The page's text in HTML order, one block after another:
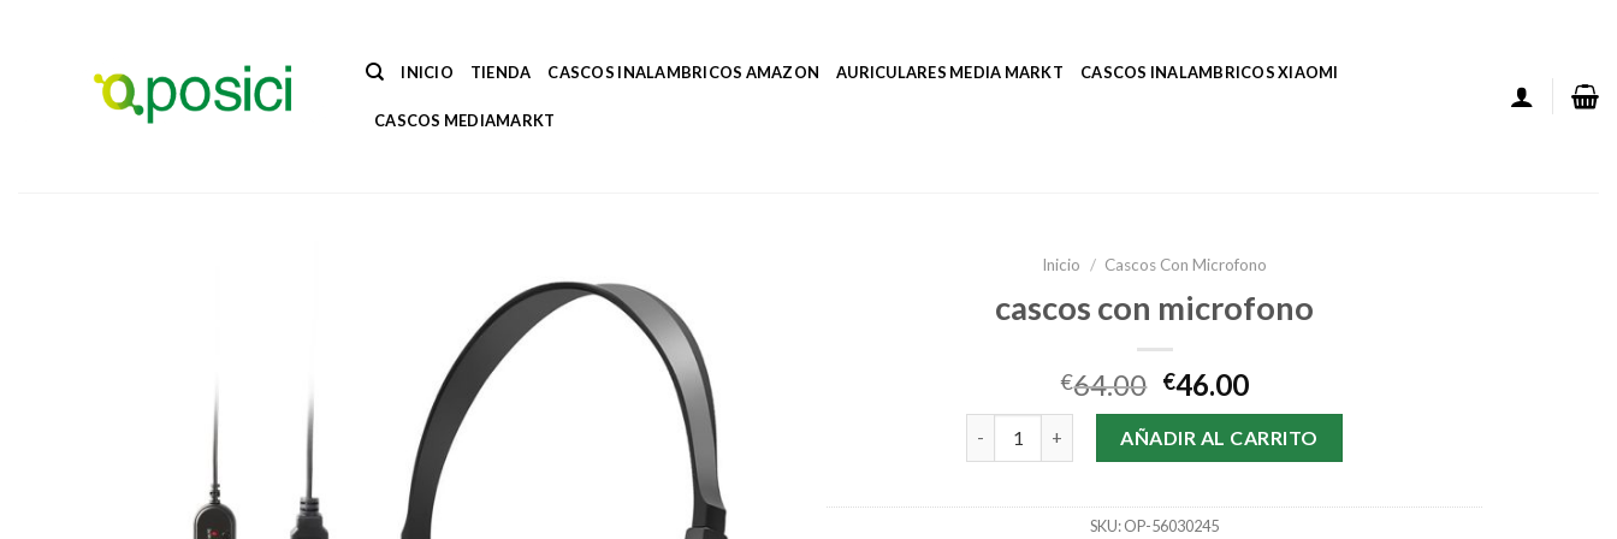
INICIO TIENDA CASCOS INALAMBRICOS AMAZON AURICULARES MEDIA MARKT CASCOS INALAMBRICOS XIAOMI
CASCOS MEDIAMARKT
Inicio / Cascos Con Microfono
cascos con microfono
€64.00 €46.00
cascos con microfono cantidadAÑADIR AL CARRITO
SKU:OP-56030245